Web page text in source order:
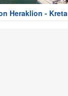
Heraklion - Kreta